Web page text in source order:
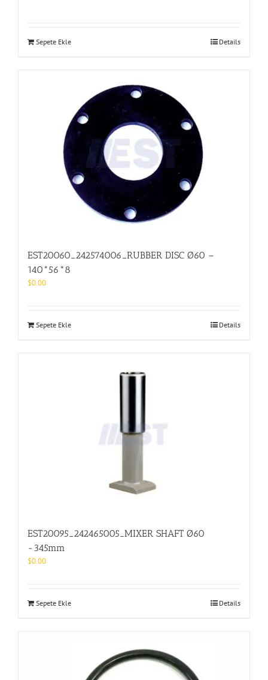
Sepete Ekle Details
EST20060_242574006_RUBBER DISC Ø60 –
140*56*8
$0.00
Sepete Ekle Details
EST20095_242465005_MIXER SHAFT Ø60
-345mm
$0.00
Sepete Ekle Details